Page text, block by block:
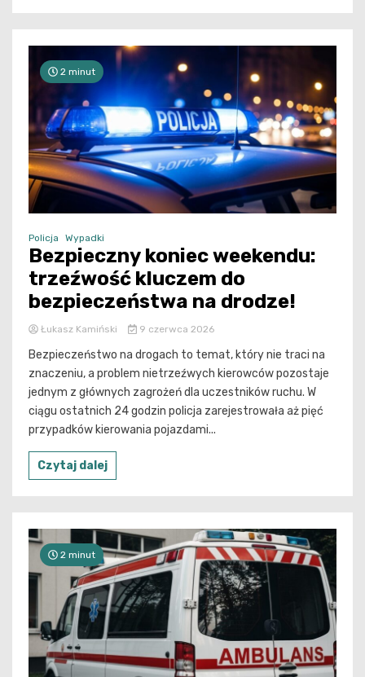
2 minut
Policja Wypadki
Bezpieczny koniec weekendu:
trzeźwość kluczem do
bezpieczeństwa na drodze!
Łukasz Kamiński 9 czerwca 2026
Bezpieczeństwo na drogach to temat, który nie traci na
znaczeniu, a problem nietrzeźwych kierowców pozostaje
jednym z głównych zagrożeń dla uczestników ruchu. W
ciągu ostatnich 24 godzin policja zarejestrowała aż pięć
przypadków kierowania pojazdami...
Czytaj dalej
2 minut